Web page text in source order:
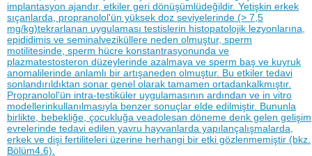
implantasyon ajandır, etkiler geri dönüşümlüdeğildir. Yetişkin erkek
sıçanlarda, propranolol'ün yüksek doz seviyelerinde (> 7,5
mg/kg)tekrarlanan uygulaması testislerin histopatolojik lezyonlarına,
epididimis ve seminalveziküllere neden olmuştur, sperm
motilitesinde, sperm hücre konstantrasyonunda ve
plazmatestosteron düzeylerinde azalmaya ve sperm baş ve kuyruk
anomalilerinde anlamlı bir artışaneden olmuştur. Bu etkiler tedavi
sonlandırıldıktan sonar genel olarak tamamen ortadankalkmıştır.
Propranolol'ün intra-testiküler uygulamasının ardından ve in vitro
modellerinkullanılmasıyla benzer sonuçlar elde edilmiştir. Bununla
birlikte, bebekliğe, çocukluğa veadolesan döneme denk gelen gelişim
evrelerinde tedavi edilen yavru hayvanlarda yapılançalışmalarda,
erkek ve dişi fertiliteleri üzerine herhangi bir etki gözlenmemiştir (bkz.
Bölüm4.6).